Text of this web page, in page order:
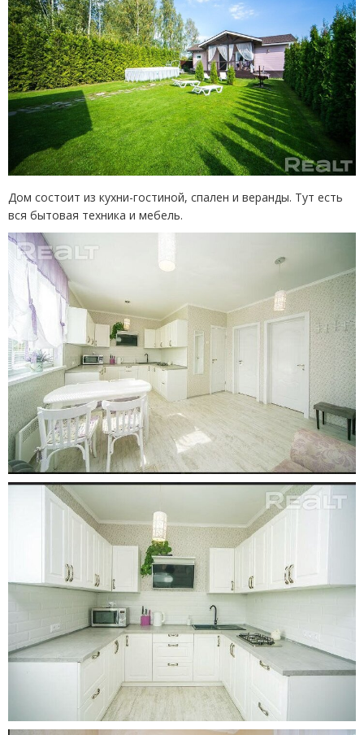
Дом состоит из кухни-гостиной, спален и веранды. Тут есть
вся бытовая техника и мебель.